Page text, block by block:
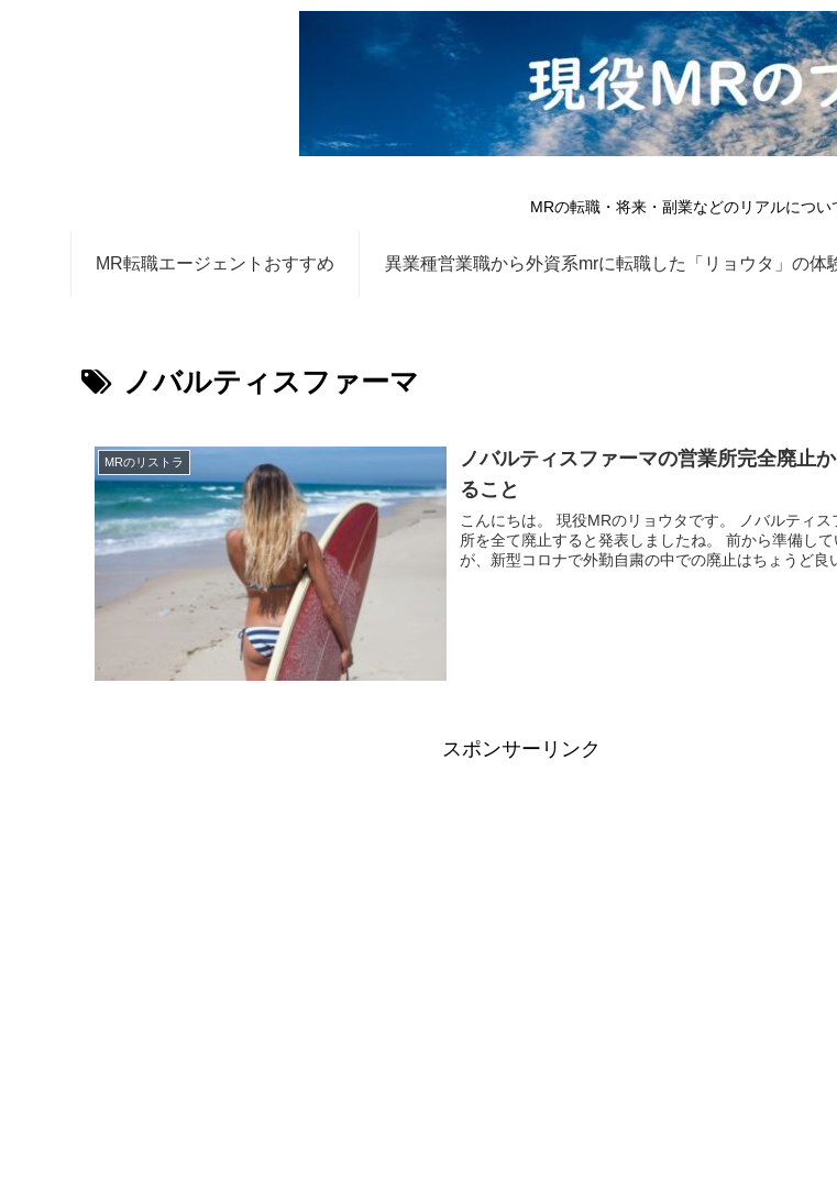
MRの転職・将来・副業などのリアルについ
MR転職エージェントおすすめ 異業種営業職から外資系mrに転職した「リョウタ」の体
ノバルティスファーマ
MRのリストラ
ノバルティスファーマの営業所完全廃止
ること
こんにちは。 現役MRのリョウタです。 ノバルティスファーマが営業
所を全て廃止すると発表しましたね。 前から準備していたのでしょう
が、新型コロナで外勤自粛の中での廃止はちょうど良
スポンサーリンク